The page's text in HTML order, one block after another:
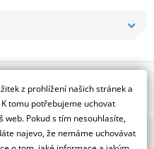
z prohlížení našich stránek a
tomu potřebujeme uchovat
web. Pokud s tím nesouhlasíte,
najevo, že nemáme uchovávat